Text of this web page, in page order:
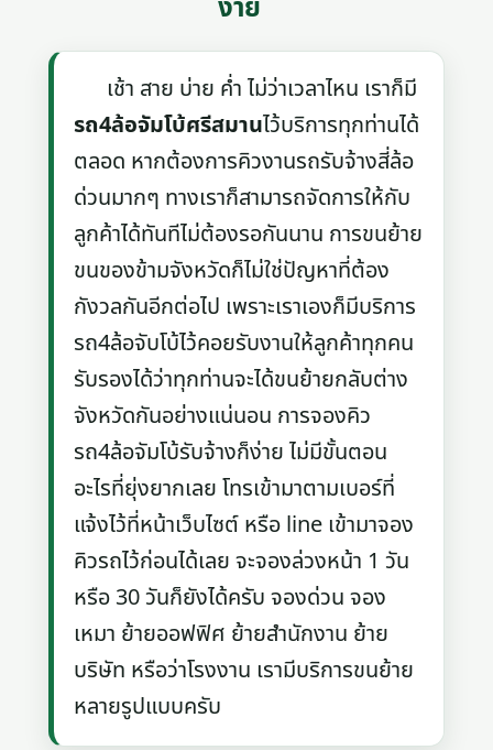
ง่าย
เช้า สาย บ่าย ค่ำ ไม่ว่าเวลาไหน เราก็มี
รถ4ล้อจัมโบ้ศรีสมานไว้บริการทุกท่านได้
ตลอด หากต้องการคิวงานรถรับจ้างสี่ล้อ
ด่วนมากๆ ทางเราก็สามารถจัดการให้กับ
ลูกค้าได้ทันทีไม่ต้องรอกันนาน การขนย้าย
ขนของข้ามจังหวัดก็ไม่ใช่ปัญหาที่ต้อง
กังวลกันอีกต่อไป เพราะเราเองก็มีบริการ
รถ4ล้อจับโบ้ไว้คอยรับงานให้ลูกค้าทุกคน
รับรองได้ว่าทุกท่านจะได้ขนย้ายกลับต่าง
จังหวัดกันอย่างแน่นอน การจองคิว
รถ4ล้อจัมโบ้รับจ้างก็ง่าย ไม่มีขั้นตอน
อะไรที่ยุ่งยากเลย โทรเข้ามาตามเบอร์ที่
แจ้งไว้ที่หน้าเว็บไซต์ หรือ line เข้ามาจอง
คิวรถไว้ก่อนได้เลย จะจองล่วงหน้า 1 วัน
หรือ 30 วันก็ยังได้ครับ จองด่วน จอง
เหมา ย้ายออฟฟิศ ย้ายสำนักงาน ย้าย
บริษัท หรือว่าโรงงาน เรามีบริการขนย้าย
หลายรูปแบบครับ